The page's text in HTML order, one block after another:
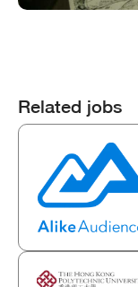
Related jobs